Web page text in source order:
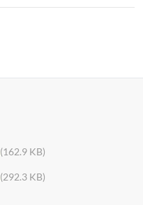
(162.9 KB)
(292.3 KB)